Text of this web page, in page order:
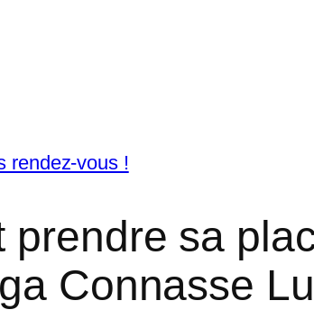
rendez-vous !
prendre sa
Connasse